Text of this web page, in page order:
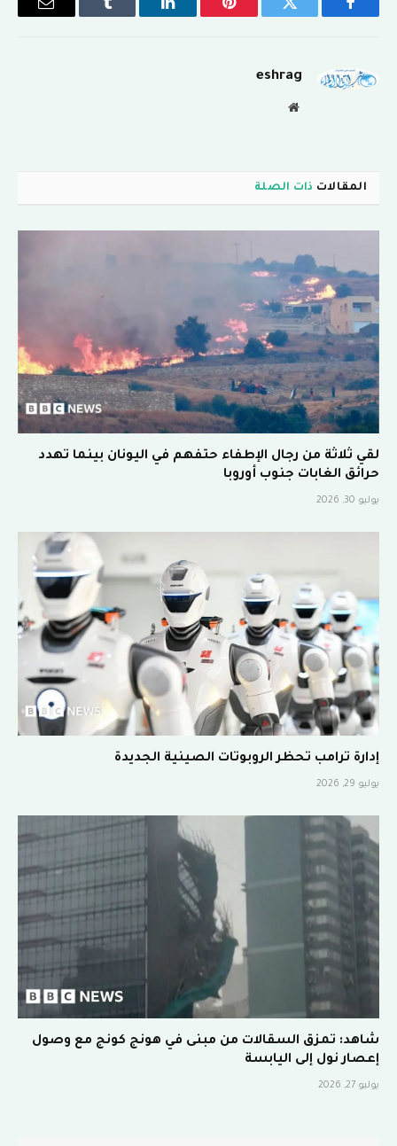
فيسبوك تويتر بينتيريستلينكدإن Tumblr
البريد
eshrag
موقع
المقالات ذات الصلة
لقي ثلاثة من رجال الإطفاء حتفهم في اليونان بينما تهدد
حرائق الغابات جنوب أوروبا
يوليو 30, 2026
إدارة ترامب تحظر الروبوتات الصينية الجديدة
يوليو 29, 2026
شاهد: تمزق السقالات من مبنى في هونج كونج مع وصول
إعصار نول إلى اليابسة
يوليو 27, 2026